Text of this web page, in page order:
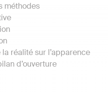
méthodes
réalité sur l’apparence
d’ouverture